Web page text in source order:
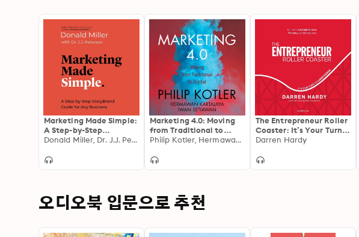
Marketing Made Simple:
A Step-by-Step
StoryBrand Guide for
Donald Miller, Dr. J.J. Peterson
Marketing 4.0: Moving
from Traditional to
Digital
Philip Kotler, Hermawan Kartajaya, Iwan Setiawan
The Entrepreneur Roller
Coaster: It’s Your Turn
to #JoinTheRide
Darren Hardy
오디오북 입문으로 추천